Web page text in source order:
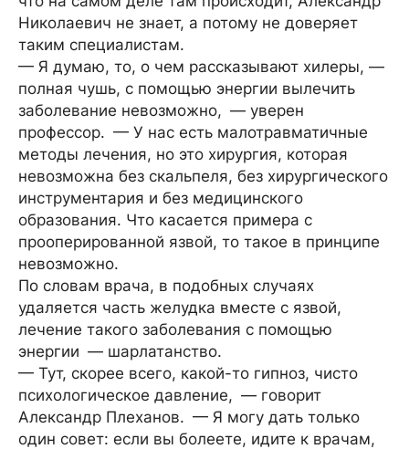
Николаевич не знает, а потому не доверяет
таким специалистам.
— Я думаю, то, о чем рассказывают хилеры, —
полная чушь, с помощью энергии вылечить
заболевание невозможно, — уверен
профессор. — У нас есть малотравматичные
методы лечения, но это хирургия, которая
невозможна без скальпеля, без хирургического
инструментария и без медицинского
образования. Что касается примера с
прооперированной язвой, то такое в принципе
невозможно.
По словам врача, в подобных случаях
удаляется часть желудка вместе с язвой,
лечение такого заболевания с помощью
энергии — шарлатанство.
— Тут, скорее всего, какой-то гипноз, чисто
психологическое давление, — говорит
Александр Плеханов. — Я могу дать только
один совет: если вы болеете, идите к врачам,